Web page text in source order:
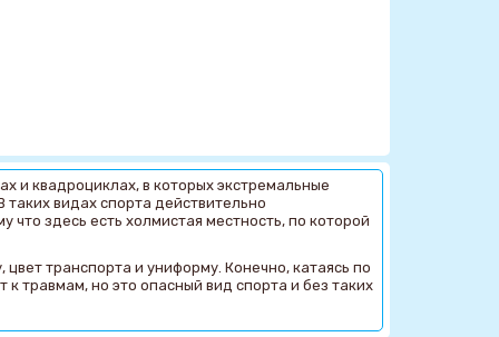
и квадроциклах, в которых экстремальные
видах спорта действительно
здесь есть холмистая местность, по которой
цвет транспорта и униформу. Конечно, катаясь по
травмам, но это опасный вид спорта и без таких